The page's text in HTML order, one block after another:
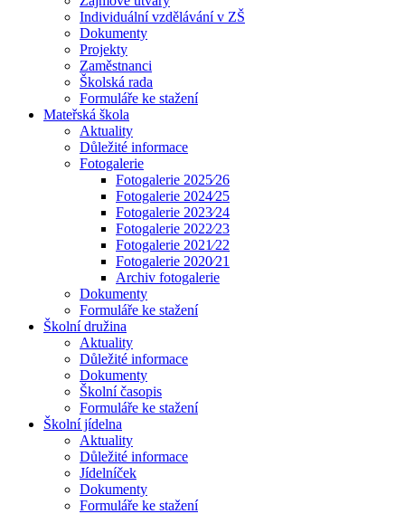
Individuální vzdělávání v ZŠ
Dokumenty
Projekty
Zaměstnanci
Školská rada
Formuláře ke stažení
Mateřská škola
Aktuality
Důležité informace
Fotogalerie
Fotogalerie 2025⁄26
Fotogalerie 2024⁄25
Fotogalerie 2023⁄24
Fotogalerie 2022⁄23
Fotogalerie 2021⁄22
Fotogalerie 2020⁄21
Archiv fotogalerie
Dokumenty
Formuláře ke stažení
Školní družina
Aktuality
Důležité informace
Dokumenty
Školní časopis
Formuláře ke stažení
Školní jídelna
Aktuality
Důležité informace
Jídelníček
Dokumenty
Formuláře ke stažení